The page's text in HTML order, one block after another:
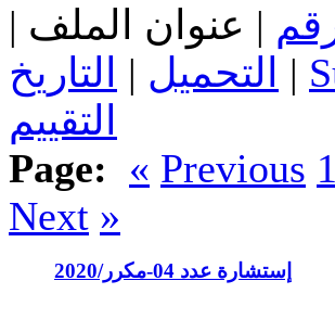
| عنوان الملف |
التحميل | التاريخ |
التقييم
Page: « Previous 1
Next »
إستشارة عدد 04-مكرر/2020